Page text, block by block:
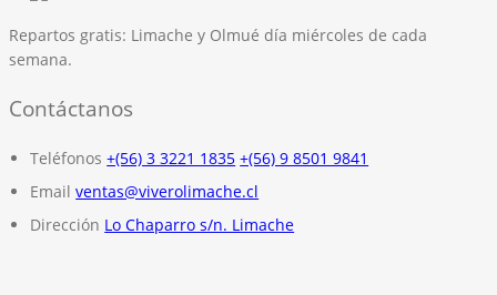
Repartos gratis: Limache y Olmué día miércoles de cada
semana.
Contáctanos
Teléfonos +(56) 3 3221 1835 +(56) 9 8501 9841
Email ventas@viverolimache.cl
Dirección Lo Chaparro s/n. Limache